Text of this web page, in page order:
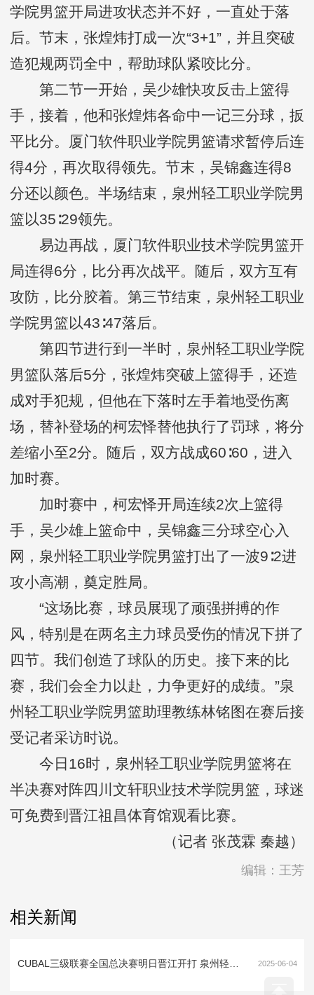
学院男篮开局进攻状态并不好，一直处于落
后。节末，张煌炜打成一次“3+1”，并且突破
造犯规两罚全中，帮助球队紧咬比分。
第二节一开始，吴少雄快攻反击上篮得
手，接着，他和张煌炜各命中一记三分球，扳
平比分。厦门软件职业学院男篮请求暂停后连
得4分，再次取得领先。节末，吴锦鑫连得8
分还以颜色。半场结束，泉州轻工职业学院男
篮以35∶29领先。
易边再战，厦门软件职业技术学院男篮开
局连得6分，比分再次战平。随后，双方互有
攻防，比分胶着。第三节结束，泉州轻工职业
学院男篮以43∶47落后。
第四节进行到一半时，泉州轻工职业学院
男篮队落后5分，张煌炜突破上篮得手，还造
成对手犯规，但他在下落时左手着地受伤离
场，替补登场的柯宏怿替他执行了罚球，将分
差缩小至2分。随后，双方战成60∶60，进入
加时赛。
加时赛中，柯宏怿开局连续2次上篮得
手，吴少雄上篮命中，吴锦鑫三分球空心入
网，泉州轻工职业学院男篮打出了一波9∶2进
攻小高潮，奠定胜局。
“这场比赛，球员展现了顽强拼搏的作
风，特别是在两名主力球员受伤的情况下拼了
四节。我们创造了球队的历史。接下来的比
赛，我们会全力以赴，力争更好的成绩。”泉
州轻工职业学院男篮助理教练林铭图在赛后接
受记者采访时说。
今日16时，泉州轻工职业学院男篮将在
半决赛对阵四川文轩职业技术学院男篮，球迷
可免费到晋江祖昌体育馆观看比赛。
（记者 张茂霖 秦越）
编辑：王芳
相关新闻
2025-06-04